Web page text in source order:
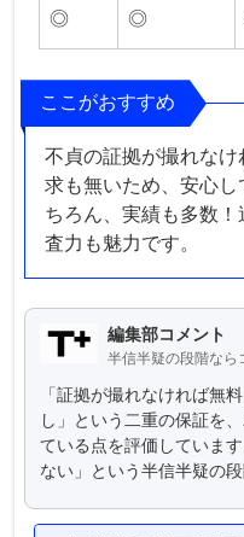
◎ ◎
ここがおすすめ
不貞の証拠が撮れな
求も無いため、安心
ちろん、実績も多数
査力も魅力です。
編集部コメント
半信半疑の段階なら
「証拠が撮れなければ無
し」という二重の保証を
ている点を評価していま
ない」という半信半疑の